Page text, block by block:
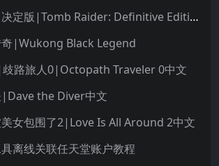
古墓丽影：决定版|Tomb Raider: Definitive Edition中文
奇|Wukong Black Legend
路旅人0|Octopath Traveler 0中文
the Diver中文
女包围了2|Love Is All Around 2中文
离线关联任天堂账户教程